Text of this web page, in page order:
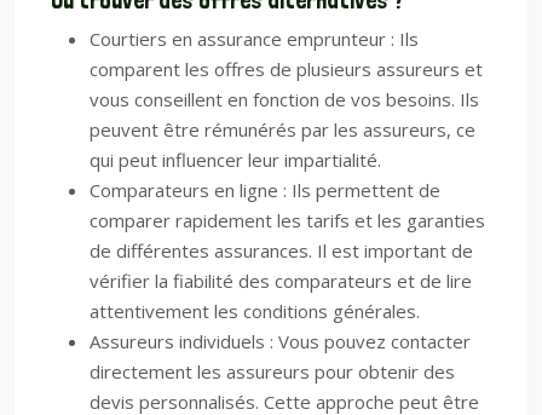
Courtiers en assurance emprunteur : Ils
comparent les offres de plusieurs assureurs et
vous conseillent en fonction de vos besoins. Ils
peuvent être rémunérés par les assureurs, ce
qui peut influencer leur impartialité.
Comparateurs en ligne : Ils permettent de
comparer rapidement les tarifs et les garanties
de différentes assurances. Il est important de
vérifier la fiabilité des comparateurs et de lire
attentivement les conditions générales.
Assureurs individuels : Vous pouvez contacter
directement les assureurs pour obtenir des
devis personnalisés. Cette approche peut être